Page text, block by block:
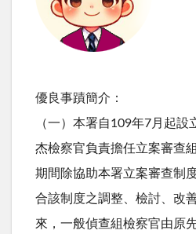
優良事蹟簡介：
（一）本署自109年7月起
杰檢察官負責擔任立案審查
期間除協助本署立案審查制
合該制度之調整、檢討、改
來，一般偵查組檢察官由原